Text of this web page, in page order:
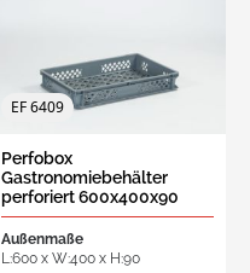
EF 6409
Perfobox
Gastronomiebehälter
perforiert 600x400x90
mm, 18L dichte Griff
Außenmaße
L:600 x W:400 x H:90